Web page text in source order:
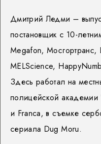
Дмитрий Ледми –
постановщик с 10-
Megafon, Мосгортранс,
MELScience,
Здесь работал на
полицейской
и Franca, в съемке
сериала Dug Moru.